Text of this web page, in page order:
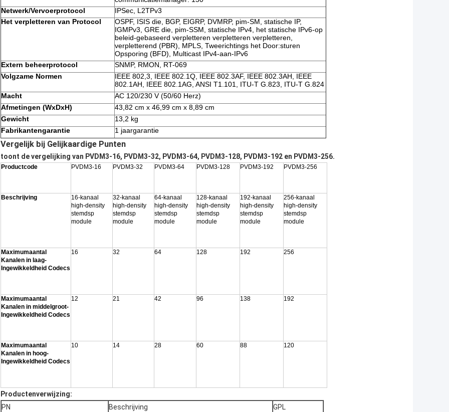
Netwerk/Vervoerprotocol
IPSec, L2TPv3
Het verpletteren van Protocol
OSPF, ISIS die, BGP, EIGRP, DVMRP, pim-SM, statische IP,
IGMPv3, GRE die, pim-SSM, statische IPv4, het statische IPv6-op
beleid-gebaseerd verpletteren verpletteren verpletteren,
verpletterend (PBR), MPLS, Tweerichtings het Door:sturen
Opsporing (BFD), Multicast IPv4-aan-IPv6
Extern beheerprotocol
SNMP, RMON, RT-069
Volgzame Normen
IEEE 802,3, IEEE 802.1Q, IEEE 802.3AF, IEEE 802.3AH, IEEE
802.1AH, IEEE 802.1AG, ANSI T1.101, ITU-T G.823, ITU-T G.824
Macht
AC 120/230 V (50/60 Herz)
Afmetingen (WxDxH)
43,82 cm x 46,99 cm x 8,89 cm
Gewicht
13,2 kg
Fabrikantengarantie
1 jaargarantie
Vergelijk bij Gelijkaardige Punten
toont de vergelijking van PVDM3-16, PVDM3-32, PVDM3-64, PVDM3-128, PVDM3-192 en PVDM3-256.
Productcode PVDM3-16 PVDM3-32 PVDM3-64 PVDM3-128 PVDM3-192 PVDM3-256
Beschrijving
16-kanaal
high-density
stemdsp
module
32-kanaal
high-density
stemdsp
module
64-kanaal
high-density
stemdsp
module
128-kanaal
high-density
stemdsp
module
192-kanaal
high-density
stemdsp
module
256-kanaal
high-density
stemdsp
module
Maximumaantal
Kanalen in laag-
Ingewikkeldheid Codecs
16 32 64 128 192 256
Maximumaantal
Kanalen in middelgroot-
Ingewikkeldheid Codecs
12 21 42 96 138 192
Maximumaantal
Kanalen in hoog-
Ingewikkeldheid Codecs
10 14 28 60 88 120
Productenverwijzing:
PN
Beschrijving GPL